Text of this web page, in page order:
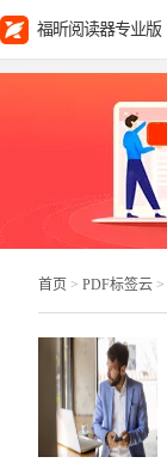
福昕阅读器专业版
首页 > PDF标签云 >